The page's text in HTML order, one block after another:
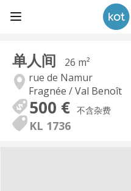
单人间
26 m²
rue de Namur
Fragnée / Val Benoît
500 € 不含杂费
KL 1736